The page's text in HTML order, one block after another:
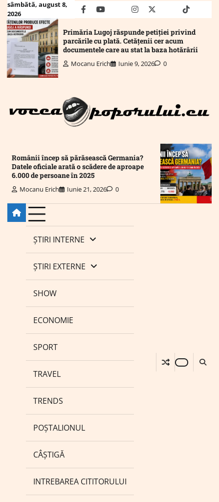
Skip
content
sâmbătă, august 8,
2026
facebookyoutubeMailinstagram
twitter truthtiktok
Primăria Lugoj răspunde petiției privind
parcările cu plată. Cetățenii cer acum
documentele care au stat la baza hotărârii
Mocanu Erich Iunie 9, 2026 0
Românii încep să părăsească Germania?
Datele oficiale arată o scădere de aproape
6.000 de persoane în 2025
Mocanu Erich Iunie 21, 2026 0
ȘTIRI INTERNE
ȘTIRI EXTERNE
SHOW
ECONOMIE
SPORT
TRAVEL
TRENDS
POȘTALIONUL
CÂȘTIGĂ
INTREBAREA CITITORULUI